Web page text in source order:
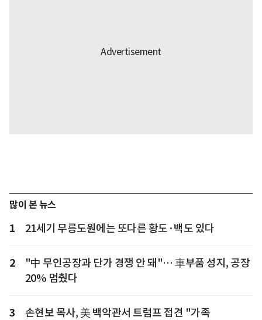
많이 본 뉴스
1 21세기 무릉도원에는 또다른 황도·백도 있다
2
"中 무인공장과 단가 경쟁 안 돼"… 車부품 성지, 공장
20% 멈췄다
3
손현보 목사, 美 백악관서 트럼프 접견 "가족